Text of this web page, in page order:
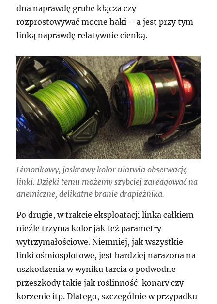
dna naprawdę grube kłącza czy
rozprostowywać mocne haki – a jest przy tym
linką naprawdę relatywnie cienką.
Limonkowy, jaskrawy kolor ułatwia obserwację
linki. Dzięki temu możemy szybciej zareagować na
anemiczne, delikatne branie drapieżnika.
Po drugie, w trakcie eksploatacji linka całkiem
nieźle trzyma kolor jak też parametry
wytrzymałościowe. Niemniej, jak wszystkie
linki ośmiosplotowe, jest bardziej narażona na
uszkodzenia w wyniku tarcia o podwodne
przeszkody takie jak roślinność, konary czy
korzenie itp. Dlatego, szczególnie w przypadku